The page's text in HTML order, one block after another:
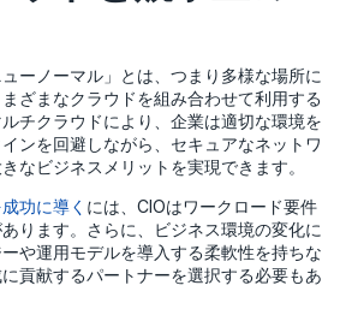
ーノーマル」とは、つまり多様な場所に
ざまなクラウドを組み合わせて利用する
チクラウドにより、企業は適切な環境を
ンを回避しながら、セキュアなネットワ
なビジネスメリットを実現できます。
功に導く には、CIOはワークロード要件
ります。さらに、ビジネス環境の変化に
や運用モデルを導入する柔軟性を持ちな
貢献するパートナーを選択する必要もあ